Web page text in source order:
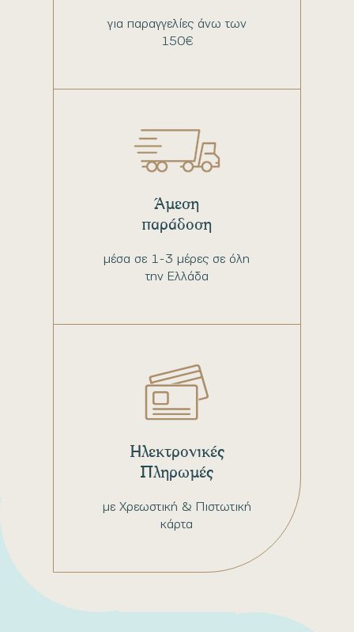
για παραγγελίες άνω των
150€
μέσα σε 1-3 μέρες σε όλη
την Ελλάδα
Άμεση
παράδοση
με Χρεωστική & Πιστωτική
κάρτα
Ηλεκτρονικές
Πληρωμές